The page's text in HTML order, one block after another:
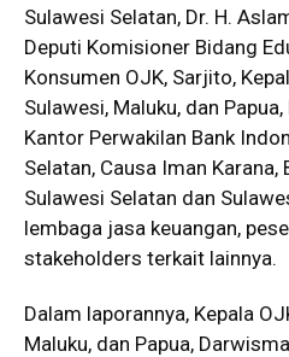
Sulawesi Selatan, Dr. H.
Deputi Komisioner Bidang
Konsumen OJK, Sarjito,
Sulawesi, Maluku, dan
Kantor Perwakilan Bank
Selatan, Causa Iman
Sulawesi Selatan dan
lembaga jasa keuangan,
stakeholders terkait lainnya.
Dalam laporannya, Kepala
Maluku, dan Papua,